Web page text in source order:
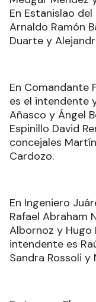
En Estanislao
Arnaldo Ramón
Duarte y
En Comandante
es el intendente
Añasco y Ángel
Espinillo David
concejales
Cardozo.
En Ingeniero
Rafael Abraham
Albornoz y Hugo
intendente es
Sandra Rossoli